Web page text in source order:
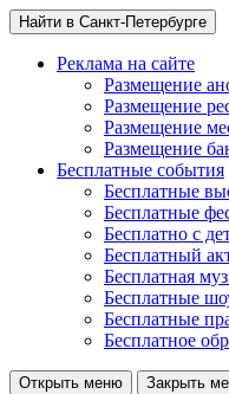
Найти в Санкт-Петербурге
Реклама на сайте
Размещение
Размещение
Размещение
Размещение
Бесплатные события
Бесплатные
Бесплатные
Бесплатно с
Бесплатный
Бесплатная
Бесплатные
Бесплатные
Бесплатное
Открыть меню Закрыть